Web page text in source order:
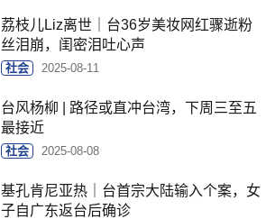
荔枝儿Liz离世｜台36岁美妆网红骤逝粉
丝泪崩，闺密泪吐心声
社会 2025-08-11
台风杨柳 | 路径或直冲台湾，下周三至五
最接近
社会 2025-08-08
基孔肯尼亚热｜台首宗大陆输入个案，女
子自广东返台后确诊